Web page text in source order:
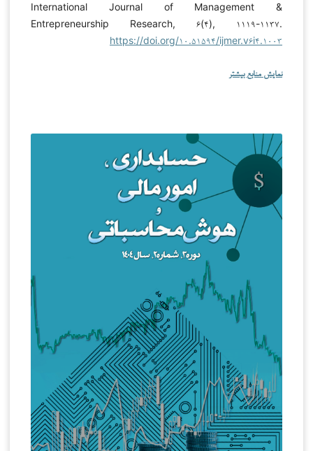
International Journal of Management &
Entrepreneurship Research, ۶(۴), ۱۱۱۹-۱۱۳۷.
https://doi.org/۱۰.۵۱۵۹۴/ijmer.v۶i۴.۱۰۰۳
نمایش منابع بیشتر